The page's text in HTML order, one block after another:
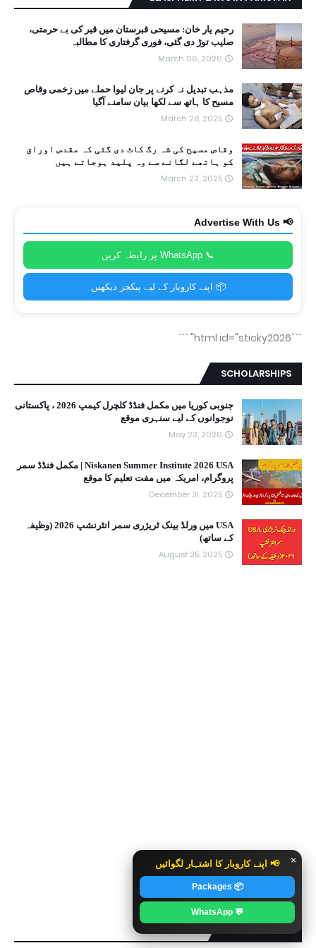
رحیم یار خان: مسیحی قبرستان میں قبر کی بے حرمتی،
صلیب توڑ دی گئی، فوری گرفتاری کا مطالبہ
March 06, 2026
مذہب تبدیل نہ کرنے پر جان لیوا حملے میں زخمی وقاص
مسیح کا ہاتھ سے لکھا بیان سامنے آگیا
March 28, 2025
وقاص مسیح کی شہ رگ کاٹ دی گئی کہ مقدس اوراق
کو ہاتھے لگانے سے وہ پلید ہوجاتے ہیں
March 23, 2025
📢 Advertise With Us
📞 WhatsApp پر رابطہ کریں
📦 اپنے کاروبار کے لیے پیکجز دیکھیں
```html id="sticky2026"
× 📢 اپنے کاروبار کا اشتہار لگوائیں
📦 Packages
💬 WhatsApp
```
SCHOLARSHIPS
جنوبی کوریا میں مکمل فنڈڈ کلچرل کیمپ 2026 ، پاکستانی
نوجوانوں کے لیے سنہری موقع
May 23, 2026
Niskanen Summer Institute 2026 USA | مکمل فنڈڈ سمر
پروگرام، امریکہ میں مفت تعلیم کا موقع
December 31, 2025
USA میں ورلڈ بینک ٹریژری سمر انٹرنشپ 2026 (وظیفہ
کے ساتھ)
August 25, 2025
CONTACT US